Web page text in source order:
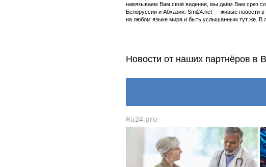
навязываем Вам своё видение, мы даём Вам срез
Белоруссии и Абхазии. Smi24.net — живые новости
на любом языке мира и быть услышанным тут же. В
Новости от наших партнёров в
Ru24.pro